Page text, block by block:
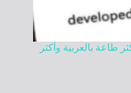
طاعة بالعربية وأكثر